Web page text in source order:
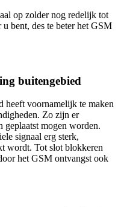
op zolder nog redelijk tot
bent, des te beter het GSM
buitengebied
heeft voornamelijk te maken
Zo zijn er
geplaatst mogen worden.
signaal erg sterk,
wordt. Tot slot blokkeren
het GSM ontvangst ook